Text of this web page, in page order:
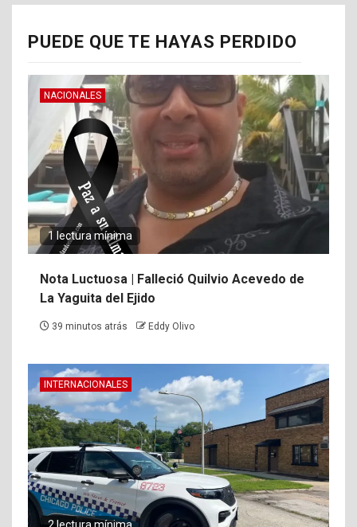
PUEDE QUE TE HAYAS PERDIDO
NACIONALES
1 lectura mínima
Nota Luctuosa | Falleció Quilvio Acevedo de
La Yaguita del Ejido
39 minutos atrás Eddy Olivo
INTERNACIONALES